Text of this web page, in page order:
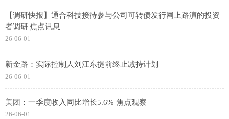
【调研快报】通合科技接待参与公司可转债发行网上路演的投资
者调研|焦点讯息
26-06-01
新金路：实际控制人刘江东提前终止减持计划
26-06-01
美团：一季度收入同比增长5.6% 焦点观察
26-06-01